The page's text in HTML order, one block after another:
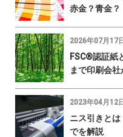
赤金？青金？
2026年07月17日
FSC®認証紙
まで印刷会
2023年04月12日
ニス引きとは
でを解説